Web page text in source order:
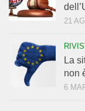
21
La
non
6